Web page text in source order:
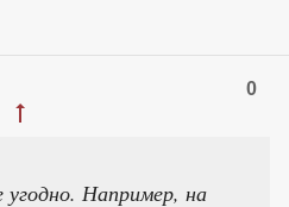
0
Например, на